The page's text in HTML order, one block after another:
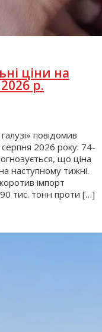
ціни на
р.
повідомив
серпня 2026 року: 74-
що ціна
наступному тижні.
імпорт
тис. тонн проти […]